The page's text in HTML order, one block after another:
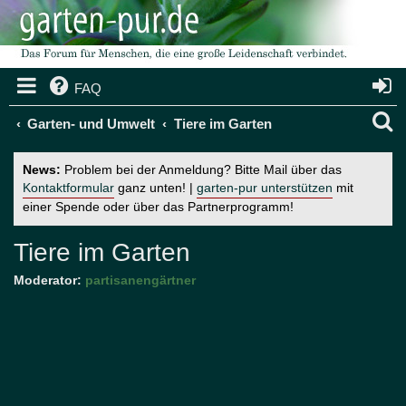
FAQ
Garten- und Umwelt Tiere im Garten
News: Problem bei der Anmeldung? Bitte Mail über das
Kontaktformular ganz unten! | garten-pur unterstützen mit
einer Spende oder über das Partnerprogramm!
Tiere im Garten
Moderator: partisanengärtner